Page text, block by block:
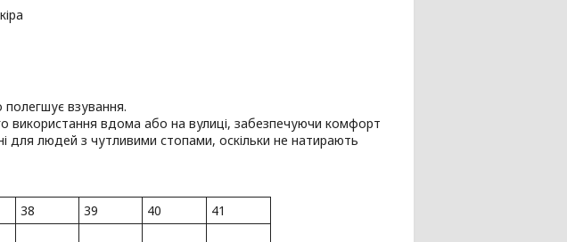
взування.
використання вдома або на вулиці, забезпечуючи комфорт
людей з чутливими стопами, оскільки не натирають
38 39 40
41